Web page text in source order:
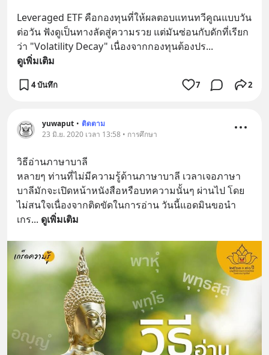
Leveraged ETF คือกองทุนที่ให้ผลตอบแทนทวีคูณแบบวัน
ต่อวัน ฟังดูเป็นทางลัดสู่ความรวย แต่มันซ่อนกับดักที่เรียก
ว่า "Volatility Decay" เนื่องจากกองทุนต้องปร...
ดูเพิ่มเติม
4 บันทึก 7 2
yuwaput • ติดตาม
23 มิ.ย. 2020 เวลา 13:58 • การศึกษา
วิธีอ่านภาษาบาลี
หลายๆ ท่านที่ไม่มีความรู้ด้านภาษาบาลี เวลาเจอภาษา
บาลีมักจะเปิดหน้าหนังสือหรือบทความนั้นๆ ผ่านไป โดย
ไม่สนใจเนื่องจากติดขัดในการอ่าน วันนี้แอดมินขอนำ
เกร... ดูเพิ่มเติม